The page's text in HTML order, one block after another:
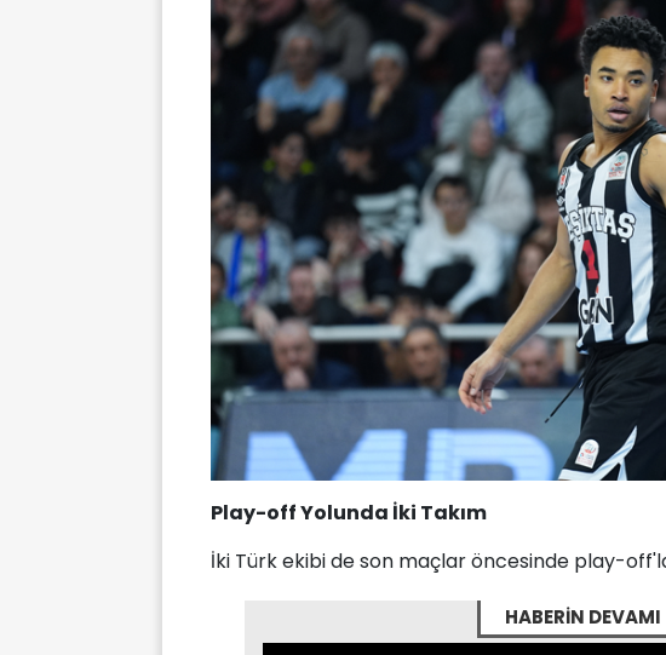
Play-off Yolunda İki Takım
İki Türk ekibi de son maçlar öncesinde play-
HABERİN DEVAMI